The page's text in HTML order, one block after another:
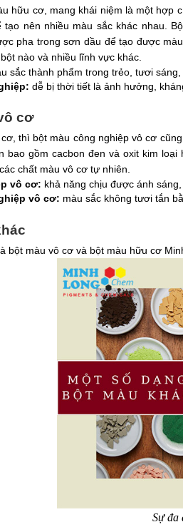
hữu cơ, mang khái niệm là một hợp
nên nhiều màu sắc khác nhau.
pha trong sơn dầu để tạo được
nào và nhiều lĩnh vực khác.
sắc thành phẩm trong trẻo, tươi
dễ bị thời tiết là ảnh hưởng,
cơ
thì bột màu công nghiệp vô cơ
bao gồm cacbon đen và oxit kim
chất màu vô cơ tự nhiên.
vô cơ: khả năng chịu được ánh
vô cơ: màu sắc không tươi tắn
bột màu vô cơ và bột màu hữu cơ
Sự đa